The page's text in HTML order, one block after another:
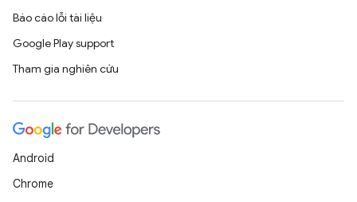
Báo cáo lỗi tài liệu
Google Play support
Tham gia nghiên cứu
Android
Chrome